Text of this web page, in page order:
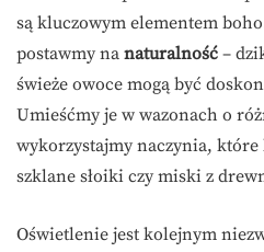
są kluczowym elementem
postawmy na naturalność –
świeże owoce mogą być
Umieśćmy je w wazonach o
wykorzystajmy naczynia, które
szklane słoiki czy miski z
Oświetlenie jest kolejnym